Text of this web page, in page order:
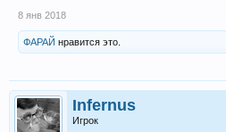
8 янв 2018
ФАРАЙ нравится это.
Infernus
Игрок